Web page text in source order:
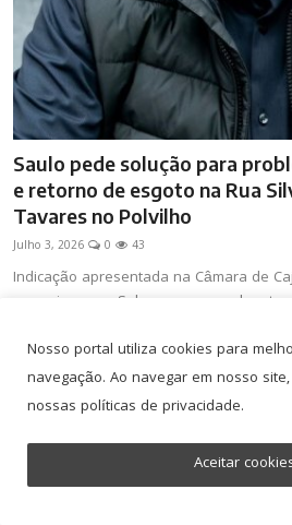
Saulo pede solução para
e retorno de esgoto na Rua
Tavares no Polvilho
Julho 3, 2026 0 43
Indicação apresentada na Câmara de
parceria com a Sabesp para resolver
PODER LEGISLATIVO DE CAJAMAR
Nosso portal utiliza cookies para
navegação. Ao navegar em nosso
nossas políticas de privacidade.
Aceitar